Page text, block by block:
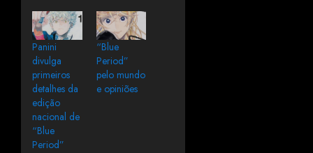
Panini
divulga
primeiros
detalhes da
edição
nacional de
“Blue
Period”
“Blue
Period”
pelo mundo
e opiniões